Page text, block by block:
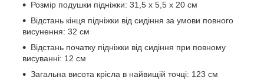
Розмір подушки підніжки: 31,5 x 5,5 x 20 см
Відстань кінця підніжки від сидіння за умови повного
висунення: 32 см
Відстань початку підніжки від сидіння при повному
висуванні: 12 см
Загальна висота крісла в найвищій точці: 123 см